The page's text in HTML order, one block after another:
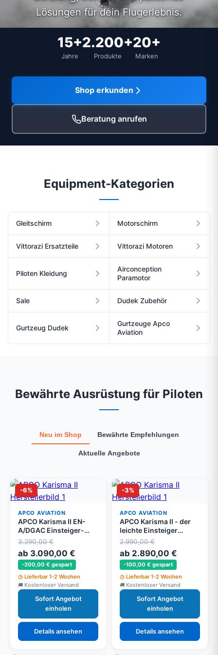
Lösungen für dein Flugerlebnis.
15+
Jahre
2.200+
Produkte
20+
Marken
Shop erkunden
Beratung anrufen
Equipment-Kategorien
Gleitschirm Motorschirm
Vittorazi Ersatzteile Vittorazi Motoren
Piloten Kleidung
Airconception
Paramotor
Sale Dudek Zubehör
Gurtzeug Dudek
Gurtzeuge Apco
Aviation
Bewährte Ausrüstung für Piloten
Neu im Shop Bewährte Empfehlungen
Aktuelle Angebote
-6%
APCO AVIATION
APCO Karisma II EN-
A/DGAC Einsteiger-
Motorschirm
3.290,00 €
ab 3.090,00 €
-200,00 € gespart
Lieferbar 1-2 Wochen
Kostenloser Versand
Sofort Angebot
einholen
Details ansehen
-3%
APCO AVIATION
APCO Karisma II - der
leichte Einsteiger
Gleitschirm für
Anfänger
2.990,00 €
ab 2.890,00 €
-100,00 € gespart
Lieferbar 1-2 Wochen
Kostenloser Versand
Sofort Angebot
einholen
Details ansehen